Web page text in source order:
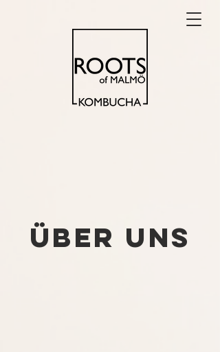
Über uns